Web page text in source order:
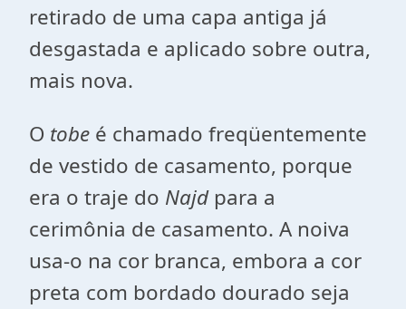
retirado de uma capa antiga já
desgastada e aplicado sobre outra,
mais nova.
O tobe é chamado freqüentemente
de vestido de casamento, porque
era o traje do Najdpara a
cerimônia de casamento. A noiva
usa-o na cor branca, embora a cor
preta com bordado dourado seja